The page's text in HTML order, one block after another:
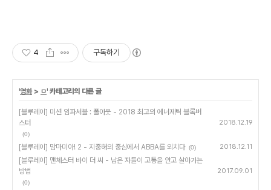
4 구독하기
'영화> ㅁ' 카테고리의 다른 글
[블루레이] 미션 임파서블 : 폴아웃 - 2018 최고의 에너제틱 블록버
스터
(0)
2018.12.19
[블루레이] 맘마미아! 2 - 지중해의 중심에서 ABBA를 외치다 (0) 2018.12.11
[블루레이] 맨체스터 바이 더 씨 - 남은 자들이 고통을 안고 살아가는
방법
(0)
2017.09.01